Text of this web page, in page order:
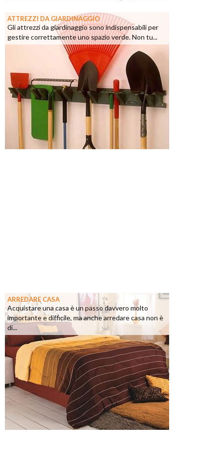
ATTREZZI DA GIARDINAGGIO
Gli attrezzi da giardinaggio sono indispensabili per
gestire correttamente uno spazio verde. Non tu...
ARREDARE CASA
Acquistare una casa è un passo davvero molto
importante e difficile, ma anche arredare casa non è
di...